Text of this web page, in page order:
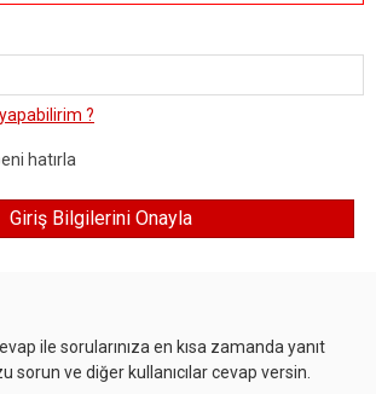
?
hatırla
ile sorularınıza en kısa zamanda yanıt
sorun ve diğer kullanıcılar cevap versin.